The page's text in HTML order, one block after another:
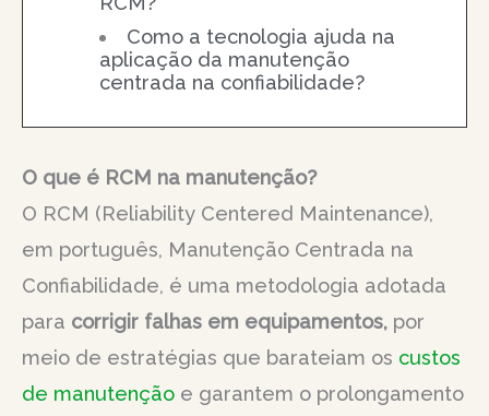
Como a tecnologia ajuda na
aplicação da manutenção
centrada na confiabilidade?
O que é RCM na manutenção?
O RCM (Reliability Centered Maintenance),
em português, Manutenção Centrada na
Confiabilidade, é uma metodologia adotada
para corrigir falhas em equipamentos, por
meio de estratégias que barateiam os custos
de manutenção e garantem o prolongamento